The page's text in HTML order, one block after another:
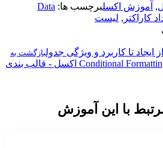
, آموزش اکسلبرچسب ها: Data
کاراکتر , لیست
بازگشت به
آموزش Conditional Formatting اکسل - قالب بندی
با این آموزش